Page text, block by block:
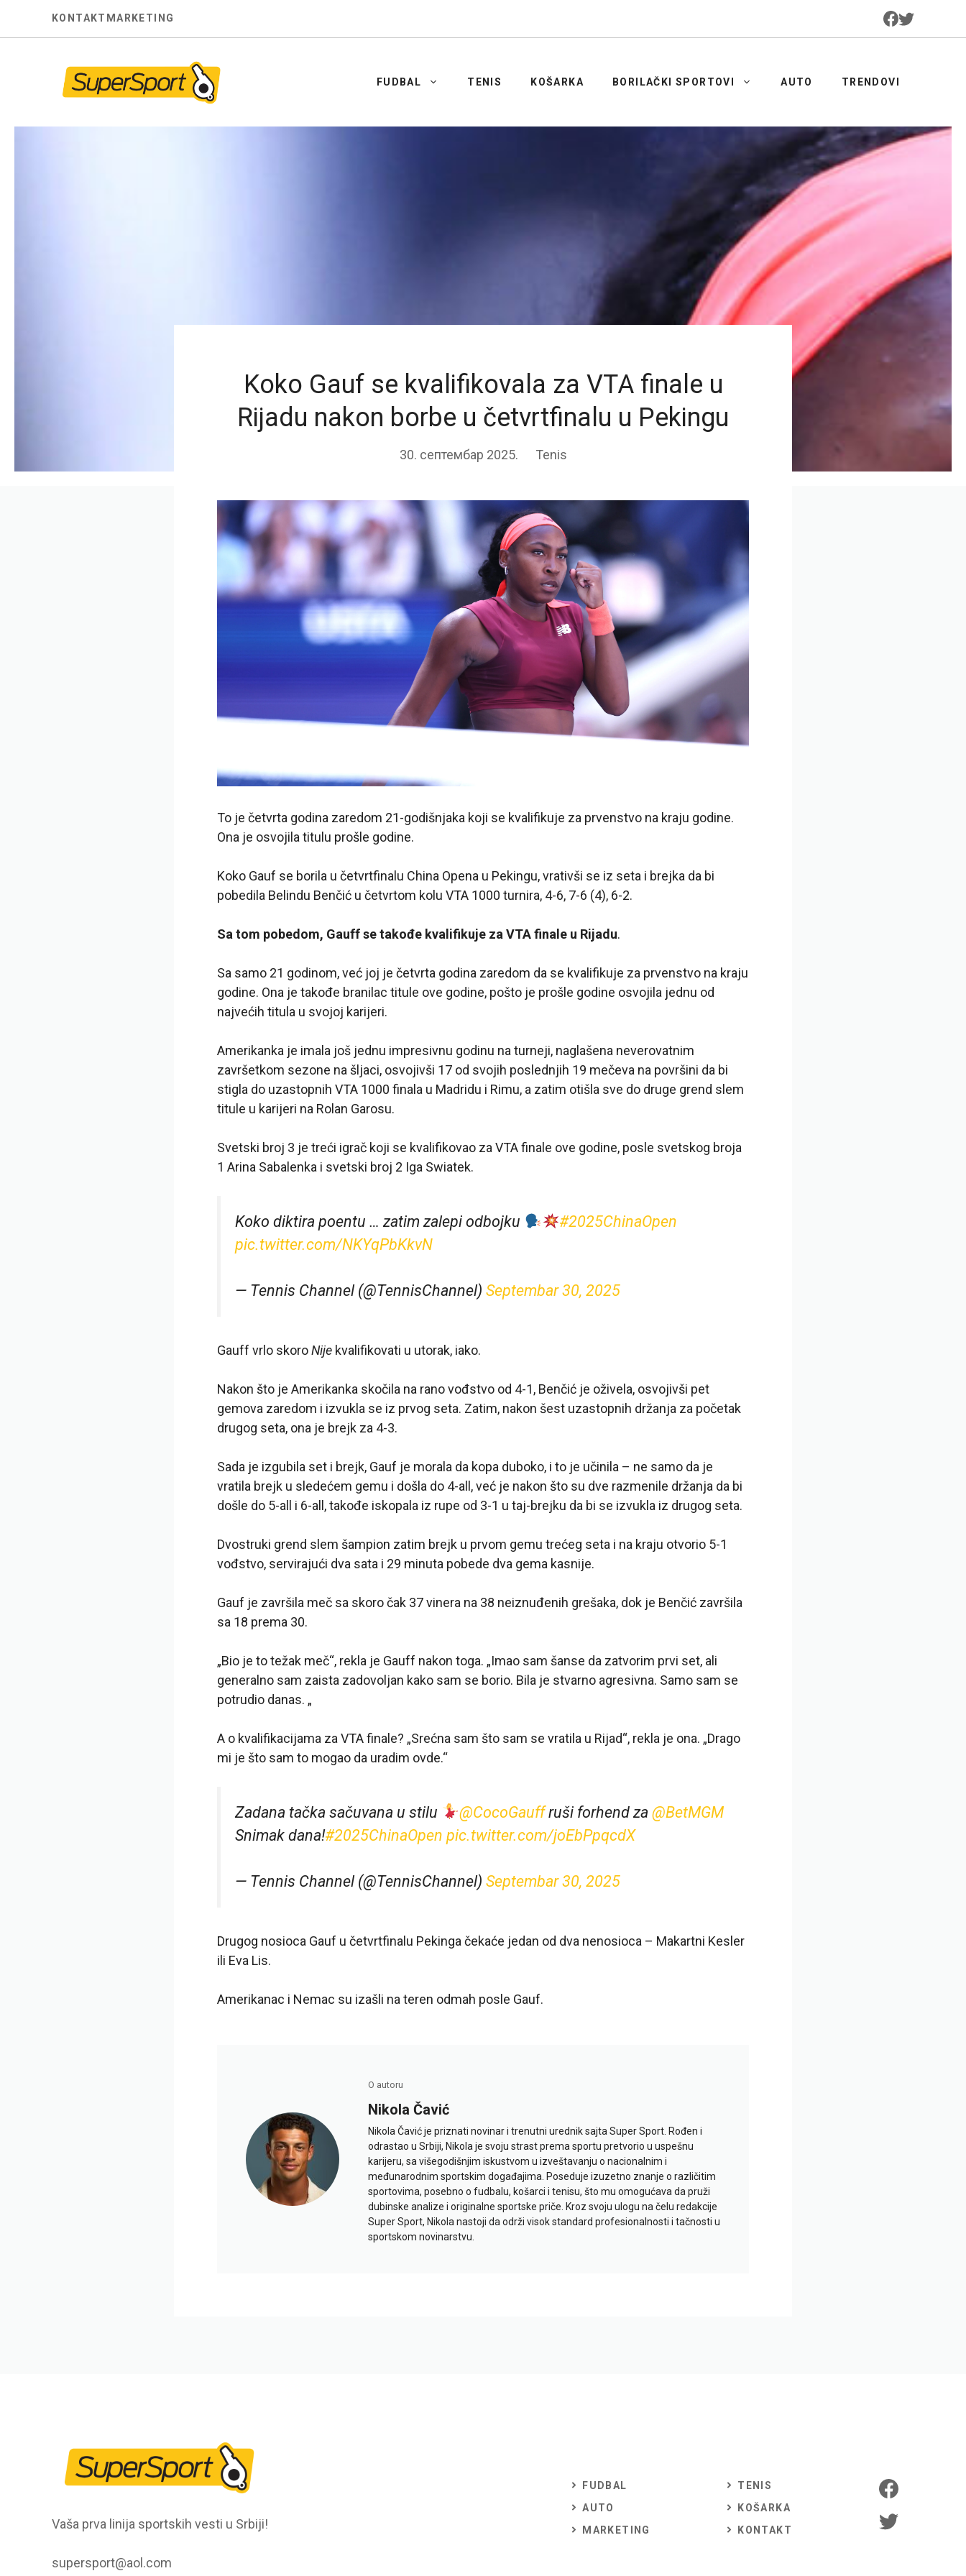
KONTAKT MARKETING
FUDBAL TENIS KOŠARKA BORILAČKI SPORTOVI AUTO TRENDOVI
Koko Gauf se kvalifikovala za VTA finale u
Rijadu nakon borbe u četvrtfinalu u Pekingu
30. септембар 2025. Tenis
To je četvrta godina zaredom 21-godišnjaka koji se kvalifikuje za prvenstvo na kraju godine.
Ona je osvojila titulu prošle godine.
Koko Gauf se borila u četvrtfinalu China Opena u Pekingu, vrativši se iz seta i brejka da bi
pobedila Belindu Benčić u četvrtom kolu VTA 1000 turnira, 4-6, 7-6 (4), 6-2.
Sa tom pobedom, Gauff se takođe kvalifikuje za VTA finale u Rijadu.
Sa samo 21 godinom, već joj je četvrta godina zaredom da se kvalifikuje za prvenstvo na kraju
godine. Ona je takođe branilac titule ove godine, pošto je prošle godine osvojila jednu od
najvećih titula u svojoj karijeri.
Amerikanka je imala još jednu impresivnu godinu na turneji, naglašena neverovatnim
završetkom sezone na šljaci, osvojivši 17 od svojih poslednjih 19 mečeva na površini da bi
stigla do uzastopnih VTA 1000 finala u Madridu i Rimu, a zatim otišla sve do druge grend slem
titule u karijeri na Rolan Garosu.
Svetski broj 3 je treći igrač koji se kvalifikovao za VTA finale ove godine, posle svetskog broja
1 Arina Sabalenka i svetski broj 2 Iga Swiatek.
Koko diktira poentu … zatim zalepi odbojku
#2025ChinaOpen
pic.twitter.com/NKYqPbKkvN
— Tennis Channel (@TennisChannel) Septembar 30, 2025
Gauff vrlo skoroNije kvalifikovati u utorak, iako.
Nakon što je Amerikanka skočila na rano vođstvo od 4-1, Benčić je oživela, osvojivši pet
gemova zaredom i izvukla se iz prvog seta. Zatim, nakon šest uzastopnih držanja za početak
drugog seta, ona je brejk za 4-3.
Sada je izgubila set i brejk, Gauf je morala da kopa duboko, i to je učinila – ne samo da je
vratila brejk u sledećem gemu i došla do 4-all, već je nakon što su dve razmenile držanja da bi
došle do 5-all i 6-all, takođe iskopala iz rupe od 3-1 u taj-brejku da bi se izvukla iz drugog seta.
Dvostruki grend slem šampion zatim brejk u prvom gemu trećeg seta i na kraju otvorio 5-1
vođstvo, servirajući dva sata i 29 minuta pobede dva gema kasnije.
Gauf je završila meč sa skoro čak 37 vinera na 38 neiznuđenih grešaka, dok je Benčić završila
sa 18 prema 30.
„Bio je to težak meč“, rekla je Gauff nakon toga. „Imao sam šanse da zatvorim prvi set, ali
generalno sam zaista zadovoljan kako sam se borio. Bila je stvarno agresivna. Samo sam se
potrudio danas. „
A o kvalifikacijama za VTA finale? „Srećna sam što sam se vratila u Rijad“, rekla je ona. „Drago
mi je što sam to mogao da uradim ovde.“
Zadana tačka sačuvana u stilu @CocoGauffruši forhend za @BetMGM
Snimak dana!#2025ChinaOpen pic.twitter.com/joEbPpqcdX
— Tennis Channel (@TennisChannel) Septembar 30, 2025
Drugog nosioca Gauf u četvrtfinalu Pekinga čekaće jedan od dva nenosioca – Makartni Kesler
ili Eva Lis.
Amerikanac i Nemac su izašli na teren odmah posle Gauf.
O autoru
Nikola Čavić
Nikola Čavić je priznati novinar i trenutni urednik sajta Super Sport. Rođen i
odrastao u Srbiji, Nikola je svoju strast prema sportu pretvorio u uspešnu
karijeru, sa višegodišnjim iskustvom u izveštavanju o nacionalnim i
međunarodnim sportskim događajima. Poseduje izuzetno znanje o različitim
sportovima, posebno o fudbalu, košarci i tenisu, što mu omogućava da pruži
dubinske analize i originalne sportske priče. Kroz svoju ulogu na čelu redakcije
Super Sport, Nikola nastoji da održi visok standard profesionalnosti i tačnosti u
sportskom novinarstvu.
Vaša prva linija sportskih vesti u Srbiji!
supersport@aol.com
FUDBAL
AUTO
MARKETING
TENIS
KOŠARKA
KONTAKT